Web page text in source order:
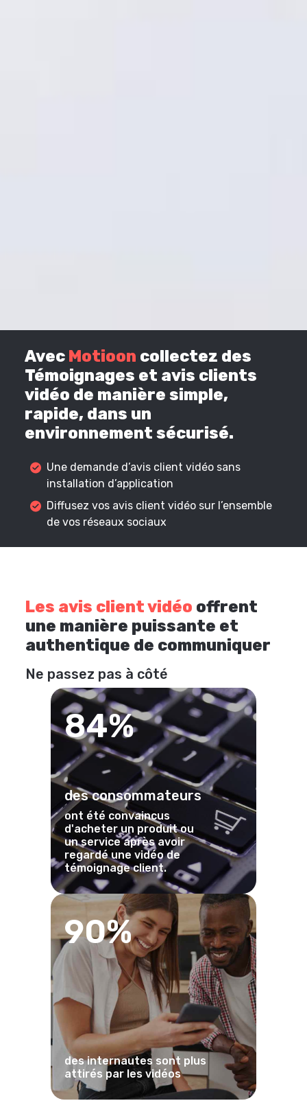
Avec Motioon collectez des
Témoignages et avis clients
vidéo de manière simple,
rapide, dans un
environnement sécurisé.
Une demande d’avis client vidéo sans
installation d’application
Diffusez vos avis client vidéo sur l’ensemble
de vos réseaux sociaux
Les avis client vidéo offrent
une manière puissante et
authentique de communiquer
Ne passez pas à côté
84%
des consommateurs
ont été convaincus
d'acheter un produit ou
un service après avoir
regardé une vidéo de
témoignage client.
90%
des internautes sont plus
attirés par les vidéos